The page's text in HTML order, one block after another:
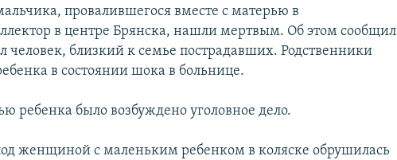
провалившегося вместе с матерью в
в центре Брянска, нашли мертвым. Об этом сообщил
человек, близкий к семье пострадавших. Родственники
в состоянии шока в больнице.
ребенка было возбуждено уголовное дело.
женщиной с маленьким ребенком в коляске обрушилась